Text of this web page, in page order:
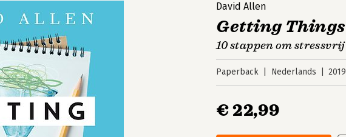
David Allen
Getting
10 stappen om
Paperback Nederlands 2019
€ 22,99